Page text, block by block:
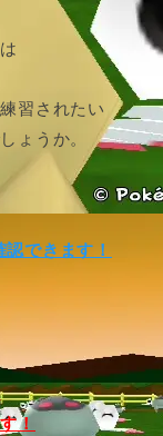
習されたい
ょうか。
できます！
！